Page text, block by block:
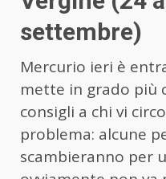
settembre)
Mercurio ieri è
mette in grado più
consigli a chi vi
problema: alcune
scambieranno per